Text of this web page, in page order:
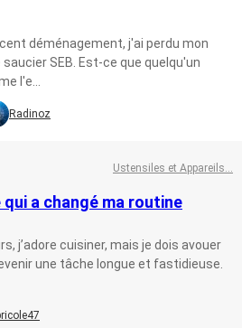
déménagement, j'ai perdu mon
SEB. Est-ce que quelqu'un
l'e...
Radinoz
Ustensiles et Appareils...
a changé ma routine
j’adore cuisiner, mais je dois avouer
une tâche longue et fastidieuse.